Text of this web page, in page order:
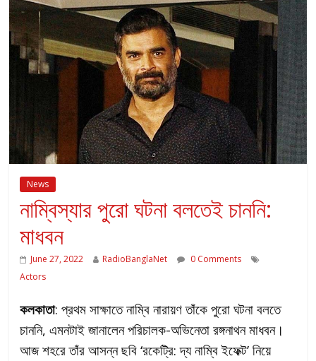
News
নাম্বিস্যার পুরো ঘটনা বলতেই চাননি:
মাধবন
June 27, 2022 RadioBanglaNet
0 Comments
Actors
কলকাতা: প্রথম সাক্ষাতে নাম্বি নারায়ণ তাঁকে পুরো ঘটনা বলতে
চাননি, এমনটাই জানালেন পরিচালক-অভিনেতা রঙ্গনাথন মাধবন।
আজ শহরে তাঁর আসন্ন ছবি ‘রকেট্রি: দ্য নাম্বি ইফেক্ট’ নিয়ে